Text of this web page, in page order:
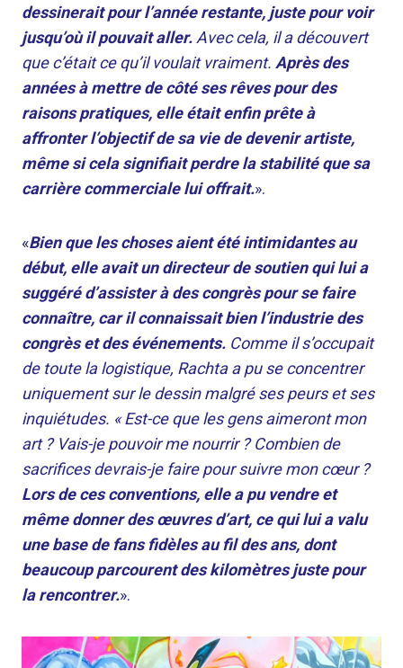
dessinerait pour l’année restante, juste pour voir
jusqu’où il pouvait aller.Avec cela, il a découvert
que c’était ce qu’il voulait vraiment. Après des
années à mettre de côté ses rêves pour des
raisons pratiques, elle était enfin prête à
affronter l’objectif de sa vie de devenir artiste,
même si cela signifiait perdre la stabilité que sa
carrière commerciale lui offrait.».
«Bien que les choses aient été intimidantes au
début, elle avait un directeur de soutien qui lui a
suggéré d’assister à des congrès pour se faire
connaître, car il connaissait bien l’industrie des
congrès et des événements. Comme il s’occupait
de toute la logistique, Rachta a pu se concentrer
uniquement sur le dessin malgré ses peurs et ses
inquiétudes. « Est-ce que les gens aimeront mon
art ? Vais-je pouvoir me nourrir ? Combien de
sacrifices devrais-je faire pour suivre mon cœur ?
Lors de ces conventions, elle a pu vendre et
même donner des œuvres d’art, ce qui lui a valu
une base de fans fidèles au fil des ans, dont
beaucoup parcourent des kilomètres juste pour
la rencontrer.».